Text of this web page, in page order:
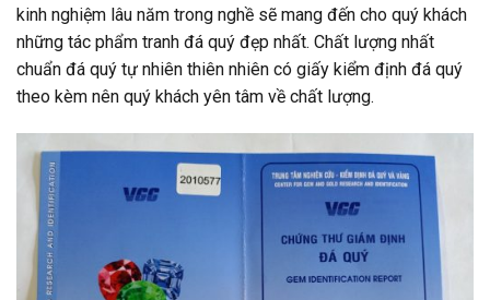
kinh nghiệm lâu năm trong nghề sẽ mang đến cho quý khách
những tác phẩm tranh đá quý đẹp nhất. Chất lượng nhất
chuẩn đá quý tự nhiên thiên nhiên có giấy kiểm định đá quý
theo kèm nên quý khách yên tâm về chất lượng.